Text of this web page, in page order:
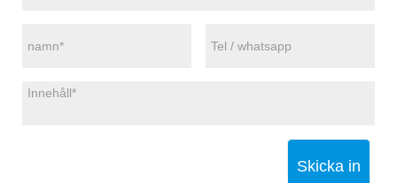
Skicka in